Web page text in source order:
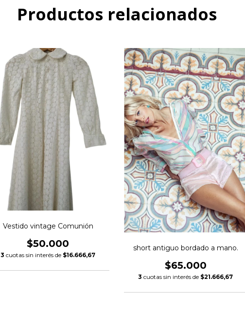
Productos relacionados
Vestido vintage Comunión
$50.000
3 cuotas sin interés de $16.666,67
short antiguo bordado a mano.
$65.000
3 cuotas sin interés de $21.666,67